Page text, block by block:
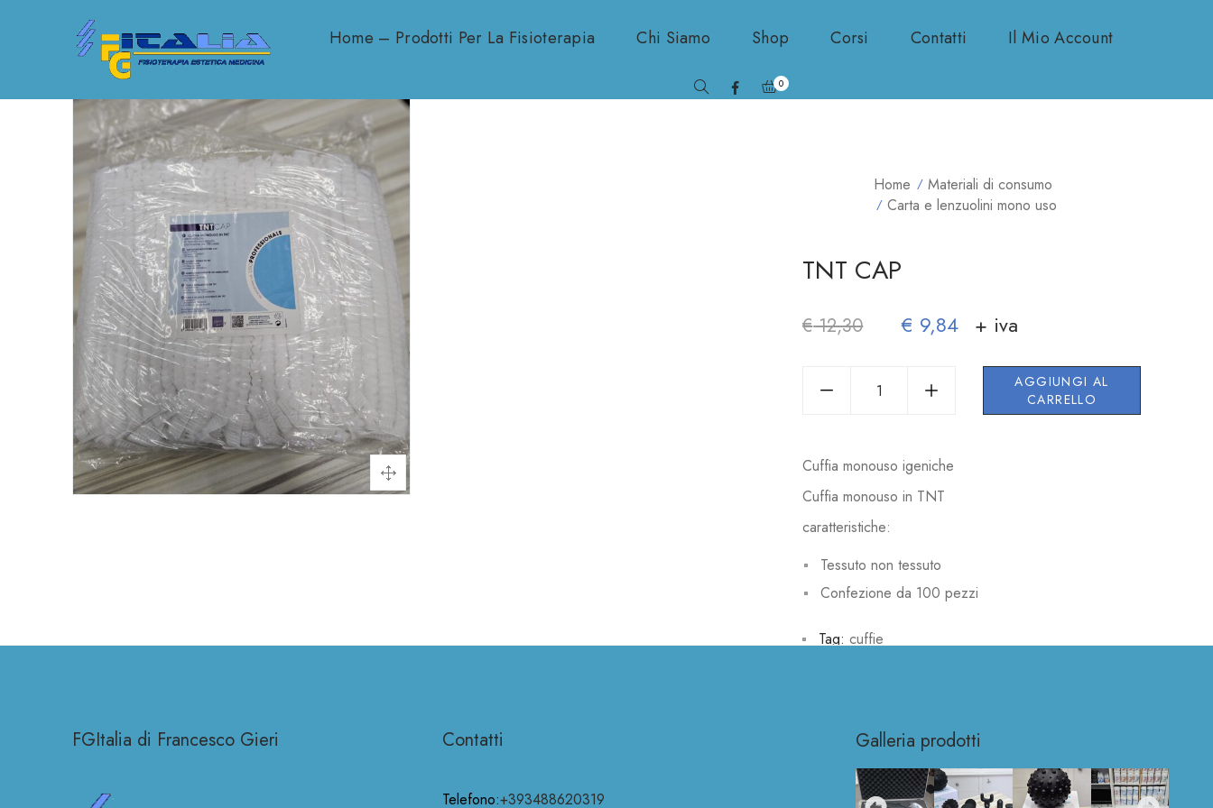
Home – Prodotti Per La Fisioterapia Chi Siamo Shop Corsi Contatti Il Mio Account
0
Home
Materiali di consumo
Carta e lenzuolini mono uso
TNT CAP
€12,30 € 9,84 + iva
AGGIUNGI AL
CARRELLO
Cuffia monouso igeniche
Cuffia monouso in TNT
caratteristiche:
Tessuto non tessuto
Confezione da 100 pezzi
Tag: cuffie
FGItalia di Francesco Gieri Contatti
Telefono:+393488620319
Galleria prodotti